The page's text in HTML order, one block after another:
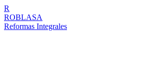
R
ROBLASA
Reformas Integrales